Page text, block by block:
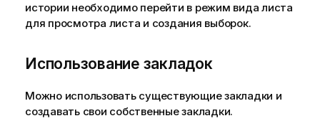
истории необходимо перейти в режим вида листа
для просмотра листа и создания выборок.
Использование закладок
Можно использовать существующие закладки и
создавать свои собственные закладки.